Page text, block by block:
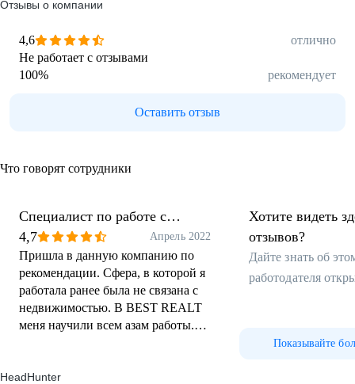
Отзывы о компании
4,6
отлично
Не работает с отзывами
100% рекомендует
Оставить отзыв
Что говорят сотрудники
Специалист по работе с
недвижимостью
4,7 Апрель 2022
Пришла в данную компанию по
рекомендации. Сфера, в которой я
работала ранее была не связана с
недвижимостью. В BEST REALT
меня научили всем азам работы.
Хотите видеть
отзывов?
Дайте знать об
работодателя
Показывайте
HeadHunter